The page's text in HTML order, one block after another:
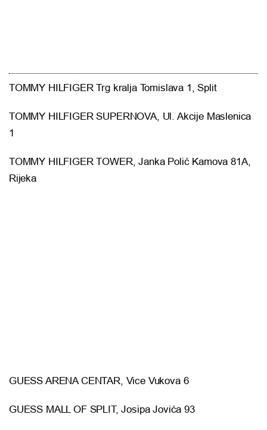
TOMMY HILFIGER Trg kralja Tomislava 1, Split
TOMMY HILFIGER SUPERNOVA, Ul. Akcije Maslenica
1
TOMMY HILFIGER TOWER, Janka Polić Kamova 81A,
Rijeka
GUESS ARENA CENTAR, Vice Vukova 6
GUESS MALL OF SPLIT, Josipa Jovića 93